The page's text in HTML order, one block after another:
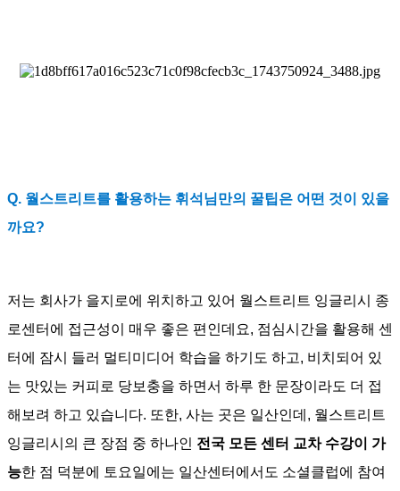
Q. 월스트리트를 활용하는 휘석님만의 꿀팁은 어떤 것이 있을
까요?
저는 회사가 을지로에 위치하고 있어 월스트리트 잉글리시 종
로센터에 접근성이 매우 좋은 편인데요, 점심시간을 활용해 센
터에 잠시 들러 멀티미디어 학습을 하기도 하고, 비치되어 있
는 맛있는 커피로 당보충을 하면서 하루 한 문장이라도 더 접
해보려 하고 있습니다. 또한, 사는 곳은 일산인데, 월스트리트
잉글리시의 큰 장점 중 하나인 전국 모든 센터 교차 수강이 가
능한 점 덕분에 토요일에는 일산센터에서도 소셜클럽에 참여